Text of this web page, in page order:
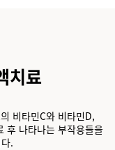
치료
비타민C와 비타민D,
후 나타나는 부작용들을
.